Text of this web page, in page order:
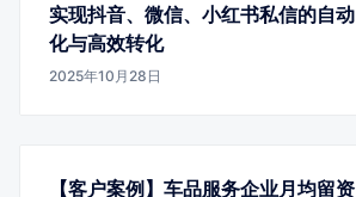
实现抖音、微信、小红书私信的自动
化与高效转化
2025年10月28日
【客户案例】车品服务企业月均留资